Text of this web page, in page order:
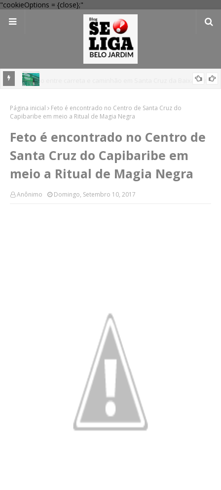
"cookieOptions = {close};"
compras
Página inicial
Feto é encontrado no Centro de Santa Cruz do
Capibaribe em meio a Ritual de Magia Negra
Feto é encontrado no Centro de
Santa Cruz do Capibaribe em
meio a Ritual de Magia Negra
Anônimo Domingo, Setembro 10, 2017